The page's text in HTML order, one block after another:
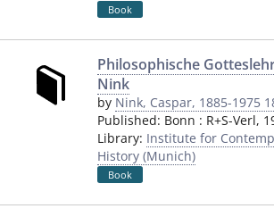
Book
Philosophische
Nink
by Nink, Caspar, 1885-1975
Published: Bonn : R+S-Verl,
Library: Institute for
History (Munich)
Book